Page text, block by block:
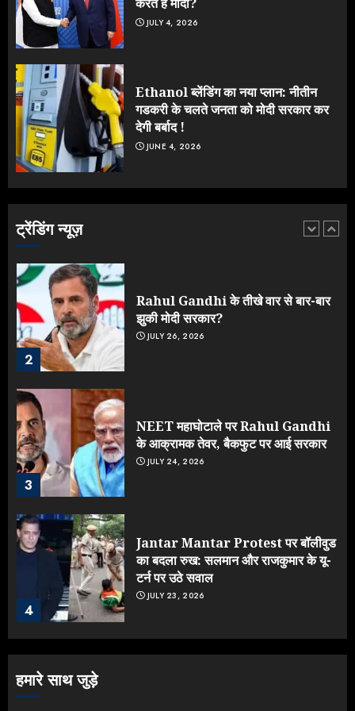
JULY 4, 2026
Ethanol ब्लेंडिंग का नया प्लान: नीतीन
गडकरी के चलते जनता को मोदी सरकार कर
देगी बर्बाद !
JUNE 4, 2026
ट्रेंडिंग न्यूज़
5
JULY 19, 2026
1
उड़ाए करोड़ों, टूट गया मोदी का रिकॉर्ड !
2
Rahul Gandhi के तीखे वार से बार-बार
झुकी मोदी सरकार?
JULY 26, 2026
3
NEET महाघोटाले पर Rahul Gandhi
के आक्रामक तेवर, बैकफुट पर आई सरकार
JULY 24, 2026
4
Jantar Mantar Protest पर बॉलीवुड
का बदला रुख: सलमान और राजकुमार के यू-
टर्न पर उठे सवाल
JULY 23, 2026
हमारे साथ जुड़े